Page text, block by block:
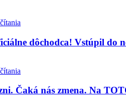
dôchodca! Vstúpil do
Čaká nás zmena. Na